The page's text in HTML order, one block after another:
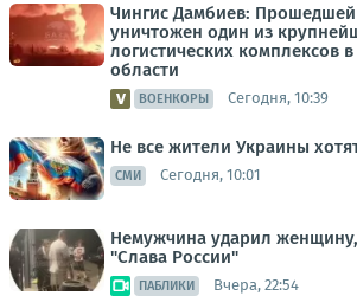
Чингис Дамбиев:
уничтожен один из
логистических комплексов
области
ВОЕНКОРЫ Сегодня, 10:39
Не все жители Украины
СМИ Сегодня, 10:01
Немужчина ударил
"Слава России"
ПАБЛИКИ Вчера, 22:54